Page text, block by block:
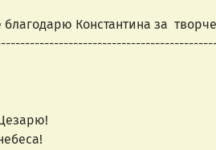
благодарю Константина за